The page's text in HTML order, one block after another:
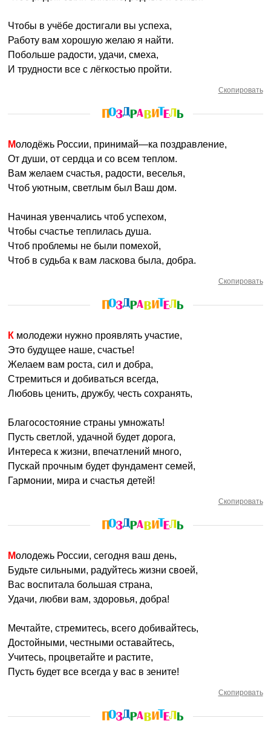
Чтобы в учёбе достигали вы успеха,
Работу вам хорошую желаю я найти.
Побольше радости, удачи, смеха,
И трудности все с лёгкостью пройти.
Скопировать
Молодёжь России, принимай—ка поздравление,
От души, от сердца и со всем теплом.
Вам желаем счастья, радости, веселья,
Чтоб уютным, светлым был Ваш дом.
Начиная увенчались чтоб успехом,
Чтобы счастье теплилась душа.
Чтоб проблемы не были помехой,
Чтоб в судьба к вам ласкова была, добра.
Скопировать
К молодежи нужно проявлять участие,
Это будущее наше, счастье!
Желаем вам роста, сил и добра,
Стремиться и добиваться всегда,
Любовь ценить, дружбу, честь сохранять,
Благосостояние страны умножать!
Пусть светлой, удачной будет дорога,
Интереса к жизни, впечатлений много,
Пускай прочным будет фундамент семей,
Гармонии, мира и счастья детей!
Скопировать
Молодежь России, сегодня ваш день,
Будьте сильными, радуйтесь жизни своей,
Вас воспитала большая страна,
Удачи, любви вам, здоровья, добра!
Мечтайте, стремитесь, всего добивайтесь,
Достойными, честными оставайтесь,
Учитесь, процветайте и растите,
Пусть будет все всегда у вас в зените!
Скопировать